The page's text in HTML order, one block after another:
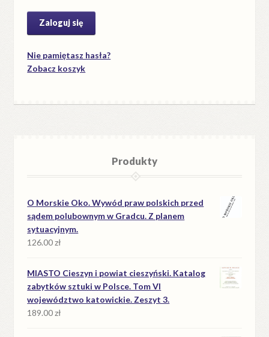
Nie pamiętasz hasła?
Zobacz koszyk
Produkty
O Morskie Oko. Wywód praw polskich przed
sądem polubownym w Gradcu. Z planem
sytuacyjnym.
126.00zł
MIASTO Cieszyn i powiat cieszyński. Katalog
zabytków sztuki w Polsce. Tom VI
województwo katowickie. Zeszyt 3.
189.00zł